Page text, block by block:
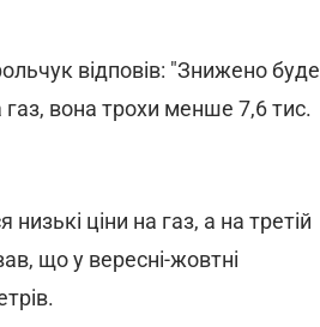
відповів: "Знижено буде
вона трохи менше 7,6 тис.
ціни на газ, а на третій
що у вересні-жовтні